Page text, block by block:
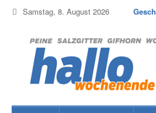
Samstag, 8. August 2026